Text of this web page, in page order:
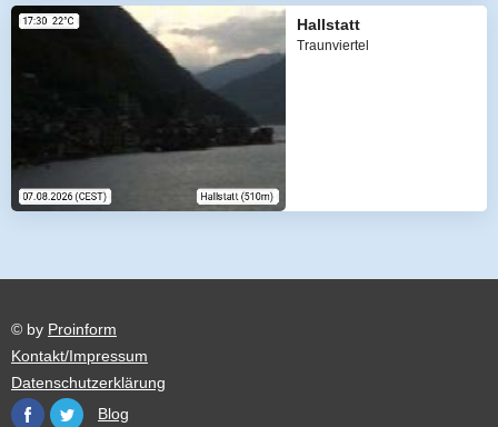
Hallstatt
Traunviertel
© by Proinform
Kontakt/Impressum
Datenschutzerklärung
Blog